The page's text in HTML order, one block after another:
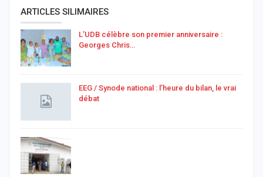
ARTICLES SILIMAIRES
L’UDB célèbre son premier anniversaire :
Georges Chris…
EEG / Synode national : l’heure du bilan, le vrai
débat